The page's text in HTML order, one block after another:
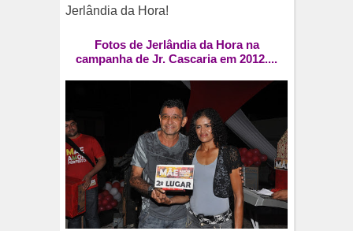
Jerlândia da Hora!
Fotos de Jerlândia da Hora na
campanha de Jr. Cascaria em 2012....